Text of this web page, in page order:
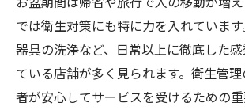
では衛生対策にも特に力を入れています
器具の洗浄など、日常以上に徹底した
ている店舗が多く見られます。衛生管
者が安心してサービスを受けるための